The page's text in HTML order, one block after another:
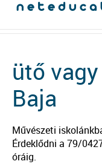
ütő
Baja
Művészeti
Érdeklődni a 79/
óráig.